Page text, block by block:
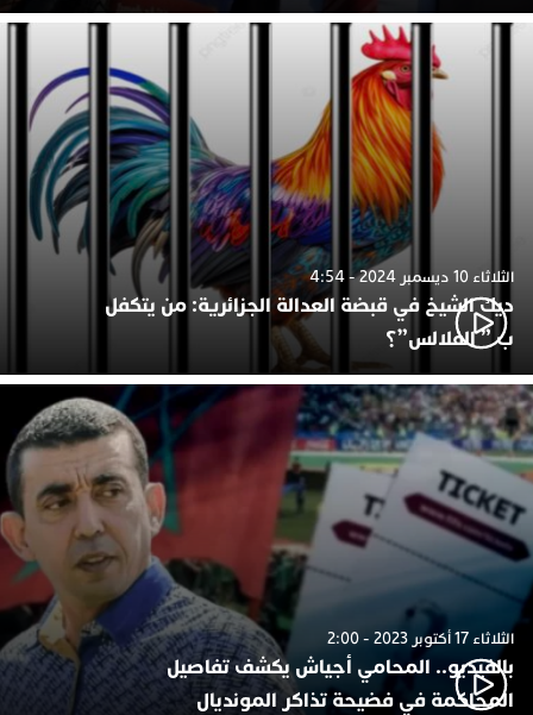
الثلاثاء 10 ديسمبر 2024 - 4:54
ديك الشيخ في قبضة العدالة الجزائرية: من يتكفل
ب ” الفلالس”؟
الثلاثاء 17 أكتوبر 2023 - 2:00
بالفيديو.. المحامي أجياش يكشف تفاصيل
المحاكمة في فضيحة تذاكر المونديال